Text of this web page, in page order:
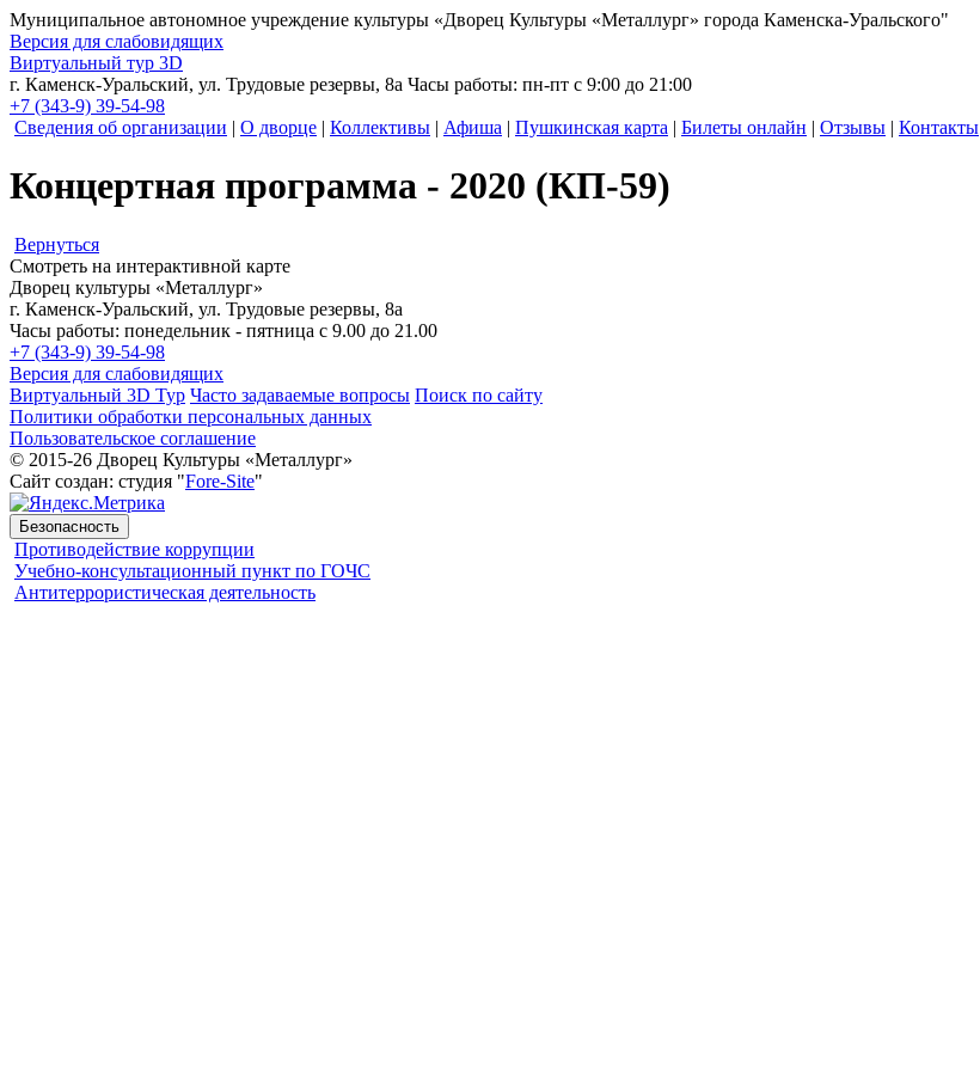
Муниципальное автономное учреждение культуры «Дворец Культуры «Металлург» города Каменска-Уральского"
Версия для слабовидящих
Виртуальный тур 3D
г. Каменск-Уральский, ул. Трудовые резервы, 8а Часы работы: пн-пт с 9:00 до 21:00
+7 (343-9) 39-54-98
Сведения об организации | О дворце | Коллективы | Афиша | Пушкинская карта | Билеты онлайн | Отзывы | Контакты
Концертная программа - 2020 (КП-59)
Вернуться
Смотреть на интерактивной карте
Дворец культуры «Металлург»
г. Каменск-Уральский, ул. Трудовые резервы, 8а
Часы работы: понедельник - пятница с 9.00 до 21.00
+7 (343-9) 39-54-98
Версия для слабовидящих
Виртуальный 3D Тур Часто задаваемые вопросы Поиск по сайту
Политики обработки персональных данных
Пользовательское соглашение
© 2015-26 Дворец Культуры «Металлург»
Сайт создан: студия "Fore-Site"
Безопасность
Противодействие коррупции
Учебно-консультационный пункт по ГОЧС
Антитеррористическая деятельность